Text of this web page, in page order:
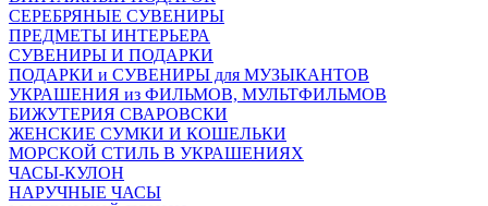
СЕРЕБРЯНЫЕ СУВЕНИРЫ
ПРЕДМЕТЫ ИНТЕРЬЕРА
СУВЕНИРЫ И ПОДАРКИ
ПОДАРКИ и СУВЕНИРЫ для МУЗЫКАНТОВ
УКРАШЕНИЯ из ФИЛЬМОВ, МУЛЬТФИЛЬМОВ
БИЖУТЕРИЯ СВАРОВСКИ
ЖЕНСКИЕ СУМКИ И КОШЕЛЬКИ
МОРСКОЙ СТИЛЬ В УКРАШЕНИЯХ
ЧАСЫ-КУЛОН
НАРУЧНЫЕ ЧАСЫ